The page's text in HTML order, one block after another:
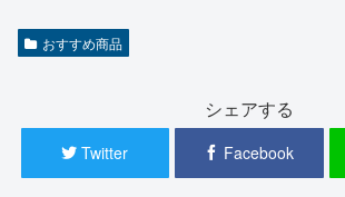
おすすめ商品
シェアする
Twitter Facebook